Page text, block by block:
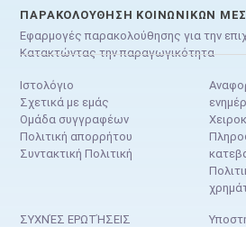
ΠΑΡΑΚΟΛΟΎΘΗΣΗ ΚΟΙΝΩΝΙΚΏΝ
Εφαρμογές παρακολούθησης για την
Κατακτώντας την παραγωγικότητα
Ιστολόγιο
Σχετικά με εμάς
Ομάδα συγγραφέων
Πολιτική απορρήτου
Συντακτική Πολιτική
ΣΥΧΝΈΣ ΕΡΩΤΉΣΕΙΣ